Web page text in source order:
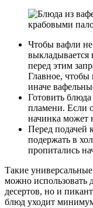
Чтобы вафли не
выкладывается
перед этим
Главное,
иначе
Готовить
пламени. Если
начинка может
Перед подачей
подержать в
пропитались
Такие
можно использовать
десертов, но и
блюд уходит